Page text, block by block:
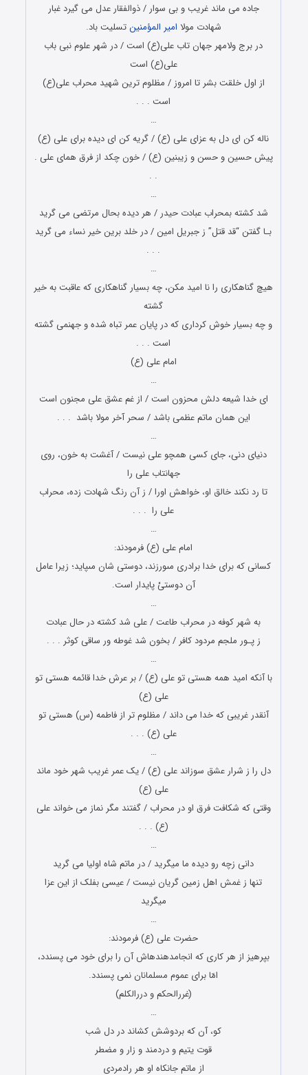
جاده می ماند غریب و بی سوار / ذوالفقار عدل می گیرد غبار
شهادت مولا امیر المؤمنینتسلیت باد.
در برج ولامهر جهان تاب علی(ع) است / در شهر علوم نبی باب
علی(ع) است
از اول خلقت بشر تا امروز / مظلوم ترین شهید محراب علی(ع)
است . . .
…
ناله کن اى دل به عزاى على (ع) / گریه کن اى دیده براى على (ع)
پیش حسین و حسن و زیبنین (ع) / خون چکد از فرق هماى على .
. .
…
شد کشته بمحراب عبادت حیدر / هر دیده بحال مرتضی می گرید
بـا گفتن “قد قتل” ز جبریل امین / در خلد برین خیر نساء می گرید
. . .
…
هیچ گناهکاری را نا امید مکن، چه بسیار گناهکاری که عاقبت به خیر
گشته
و چه بسیار خوش کرداری که در پایان عمر تباه شده و جهنمی گشته
است . . .
امام علی (ع)
…
ای خدا شیعه دلش محزون است / از غم عشق علی مجنون است
این همان ماتم عظمی باشد / سحر آخر مولا باشد . . .
…
دنیای دنی، جای کسی همچو علی نیست / آغشت به خون، روی
جهان‏تاب علی را
تا رد نکند خالق او، خواهش اورا / ز آن رنگ شهادت زده، محراب
علی را . . .
…
امام على (ع) فرمودند:
کسانى که براى خدا برادرى مى‏ورزند، دوستی ‏شان مى‏پاید؛ زیرا عامل
آن دوستىْ پایدار است.
…
به شهر کوفه در محراب طاعت / علی شد کشته در حال عبادت
ز پـور ملجم مردود کافر / بخون شد غوطه ور ساقی کوثر . . .
…
با آنکه امید همه هستی تو علی (ع) / بر عرش خدا قائمه هستی تو
علی (ع)
آنقدر غریبی که خدا می داند / مظلوم تر از فاطمه (س) هستی تو
علی (ع) . . .
…
دل را ز شرار عشق سوزاند علی (ع) / یک عمر غریب شهر خود ماند
علی (ع)
وقتی که شکافت فرق او در محراب / گفتند مگر نماز می خواند علی
(ع) . . .
…
دانی زچه رو دیده ما میگرید / در ماتم شاه اولیا می گرید
تنها ز غمش اهل زمین گریان نیست / عیسی بفلک از این عزا
میگرید
…
حضرت علی (ع) فرمودند:
بپرهیز از هر کارى که انجام‏دهنده‏اش آن را براى خود می ‏پسندد،
امّا براى عموم مسلمانان نمی ‏پسندد.
(غررالحکم و دررالکلم)
…
کو، آن که بردوشش کشاند در دل شب
قوت یتیم و دردمند و زار و مضطر
از ماتم جانکاه او هر رادمردى